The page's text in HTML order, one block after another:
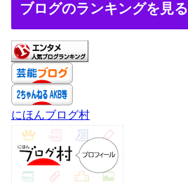
ブログのランキングを見る
にほんブログ村